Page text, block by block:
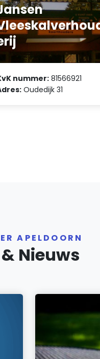
nummer: 81566921
Oudedijk 31
APELDOORN
Nieuws